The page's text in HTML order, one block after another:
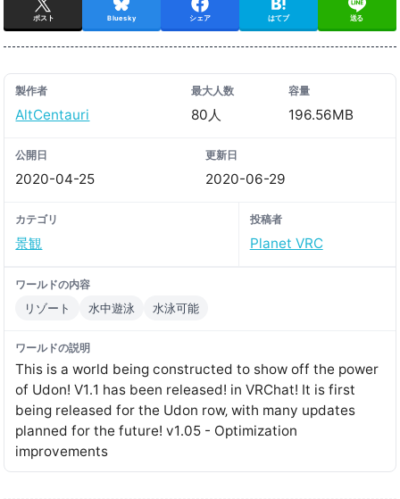
ポスト Bluesky シェア はてブ 送る
製作者
AltCentauri
最大人数
80人
容量
196.56MB
公開日
2020-04-25
更新日
2020-06-29
カテゴリ
景観
投稿者
Planet VRC
ワールドの内容
リゾート 水中遊泳 水泳可能
ワールドの説明
This is a world being constructed to show off the power
of Udonǃ V1․1 has been releasedǃ in VRChatǃ It is first
being released for the Udon row‚ with many updates
planned for the futureǃ v1․05 - Optimization
improvements